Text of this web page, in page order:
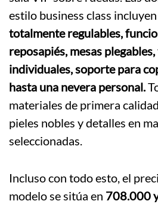
estilo business class incluyen
totalmente regulables,
reposapiés, mesas
individuales, soporte para
hasta una nevera personal.
materiales de primera
pieles nobles y detalles en
seleccionadas.
Incluso con todo esto, el
modelo se sitúa en 708.000